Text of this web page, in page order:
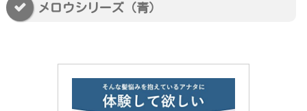
メロウシリーズ（青）